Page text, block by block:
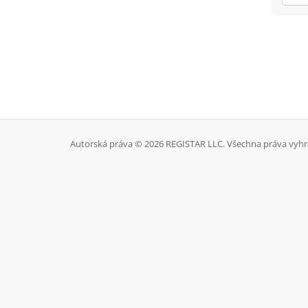
Autorská práva © 2026 REGISTAR LLC. Všechna práva